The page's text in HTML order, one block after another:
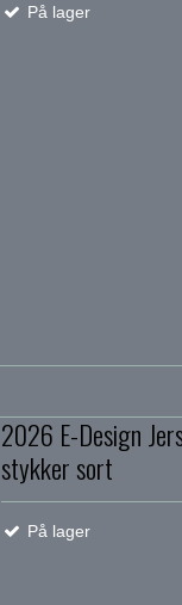
På lager
2026 E-Design
stykker sort
På lager